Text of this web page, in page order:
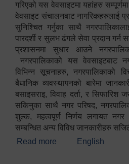
गरिएको यस वेवसाइटमा यहांहरु सम्पूर्णमा
वेवसाइट संचालनबाट नागरिकहरुलाई
सुनिश्चित गर्नुका साथै
पारदर्शी र सुलभ ढंगले सेवा प्रदान गर्न
प्रशासनमा सुधार आउने
नगरपालिकाको यस वेवसाइटबाट
विभिन्न सूचनाहरु, नगरपालिकाको
बैधानिक व्यवस्थापनको बारेमा
बसाइसराइ, विवाह दर्ता, र सिफारिश
सकिनुका साथै नगर परिषद,
शुल्क, महत्वपूर्ण निर्णय लगायत नगर
सम्बन्धित अन्य विविध जानकारीहरु
Read more about स्वागतम!!!
English